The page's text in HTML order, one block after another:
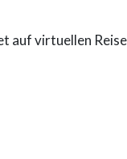
auf virtuellen